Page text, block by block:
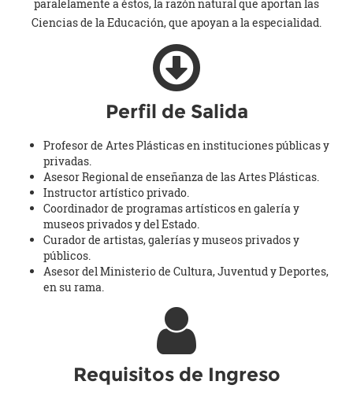
paralelamente a éstos, la razón natural que aportan las
Ciencias de la Educación, que apoyan a la especialidad.
Perfil de Salida
Profesor de Artes Plásticas en instituciones públicas y
privadas.
Asesor Regional de enseñanza de las Artes Plásticas.
Instructor artístico privado.
Coordinador de programas artísticos en galería y
museos privados y del Estado.
Curador de artistas, galerías y museos privados y
públicos.
Asesor del Ministerio de Cultura, Juventud y Deportes,
en su rama.
Requisitos de Ingreso